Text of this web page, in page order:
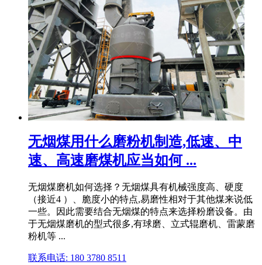
无烟煤用什么磨粉机制造,低速、中
速、高速磨煤机应当如何 ...
无烟煤磨机如何选择？无烟煤具有机械强度⾼、硬度
（接近4 ）、脆度小的特点,易磨性相对于其他煤来说低
一些。因此需要结合无烟煤的特点来选择粉磨设备。由
于无烟煤磨机的型式很多,有球磨、立式辊磨机、雷蒙磨
粉机等 ...
联系电话: 180 3780 8511